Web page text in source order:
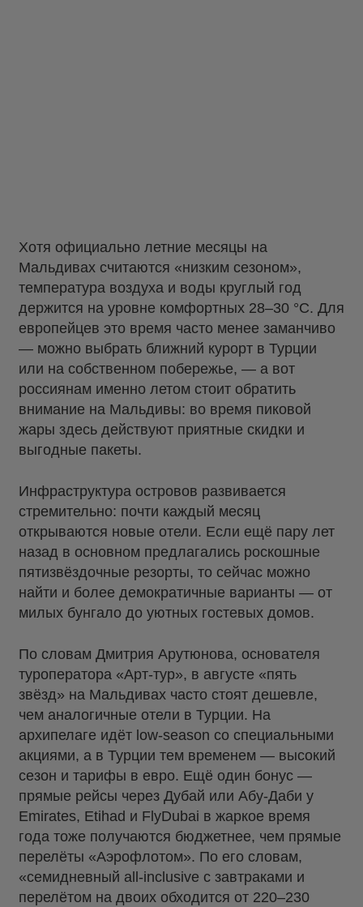
Хотя официально летние месяцы на
Мальдивах считаются «низким сезоном»,
температура воздуха и воды круглый год
держится на уровне комфортных 28–30 °C. Для
европейцев это время часто менее заманчиво
— можно выбрать ближний курорт в Турции
или на собственном побережье, — а вот
россиянам именно летом стоит обратить
внимание на Мальдивы: во время пиковой
жары здесь действуют приятные скидки и
выгодные пакеты.
Инфраструктура островов развивается
стремительно: почти каждый месяц
открываются новые отели. Если ещё пару лет
назад в основном предлагались роскошные
пятизвёздочные резорты, то сейчас можно
найти и более демократичные варианты — от
милых бунгало до уютных гостевых домов.
По словам Дмитрия Арутюнова, основателя
туроператора «Арт-тур», в августе «пять
звёзд» на Мальдивах часто стоят дешевле,
чем аналогичные отели в Турции. На
архипелаге идёт low-season со специальными
акциями, а в Турции тем временем — высокий
сезон и тарифы в евро. Ещё один бонус —
прямые рейсы через Дубай или Абу-Даби у
Emirates, Etihad и FlyDubai в жаркое время
года тоже получаются бюджетнее, чем прямые
перелёты «Аэрофлотом». По его словам,
«семидневный all-inclusive с завтраками и
перелётом на двоих обходится от 220–230